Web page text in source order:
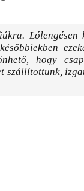
Lólengésen
hogy
szállítottunk,